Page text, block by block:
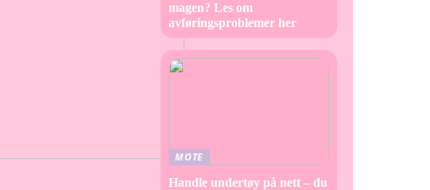
magen? Les om
avføringsproblemer her
MOTE
Handle undertøy på nett – du